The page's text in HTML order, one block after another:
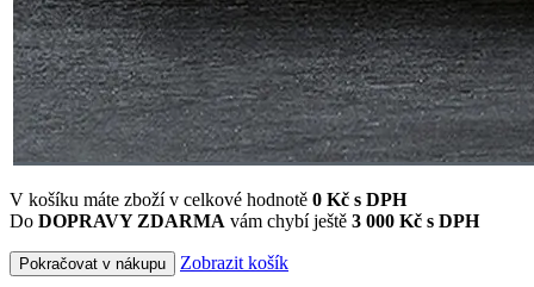
V košíku máte zboží v celkové hodnotě 0 Kč s DPH
Do DOPRAVY ZDARMA vám chybí ještě 3 000 Kč s DPH
Pokračovat v nákupu Zobrazit košík